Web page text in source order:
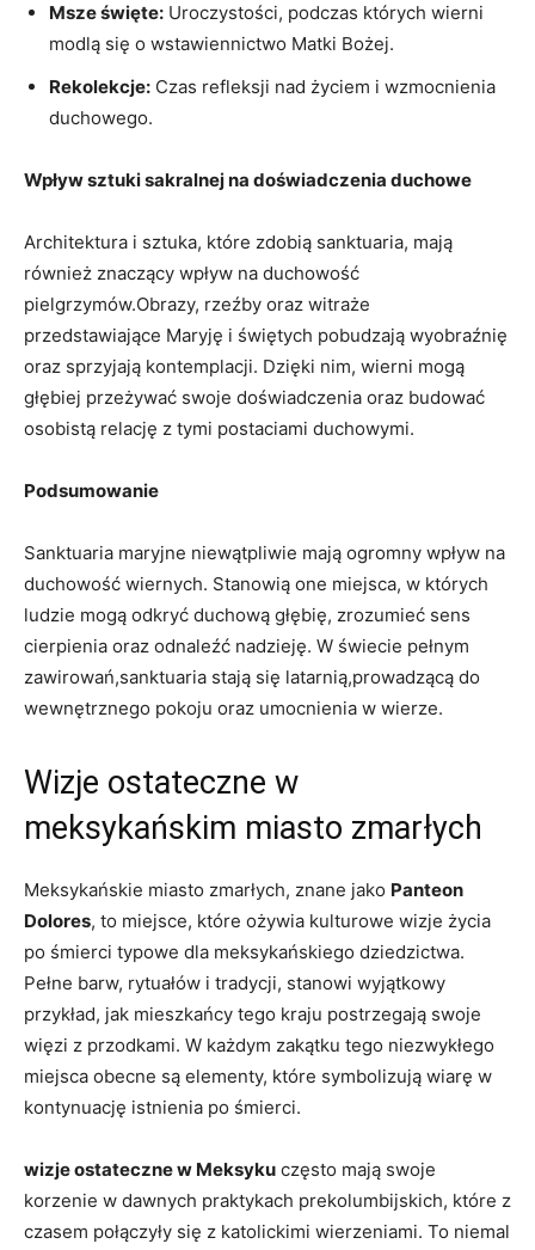
Msze święte: Uroczystości, podczas których wierni
modlą się o wstawiennictwo Matki Bożej.
Rekolekcje: Czas refleksji nad życiem i wzmocnienia
duchowego.
Wpływ sztuki sakralnej na doświadczenia duchowe
Architektura i sztuka, które zdobią sanktuaria, mają
również znaczący wpływ na duchowość
pielgrzymów.Obrazy, rzeźby oraz witraże
przedstawiające Maryję i świętych pobudzają wyobraźnię
oraz sprzyjają kontemplacji. Dzięki nim, wierni mogą
głębiej przeżywać swoje doświadczenia oraz budować
osobistą relację z tymi postaciami duchowymi.
Podsumowanie
Sanktuaria maryjne niewątpliwie mają ogromny wpływ na
duchowość wiernych. Stanowią one miejsca, w których
ludzie mogą odkryć duchową głębię, zrozumieć sens
cierpienia oraz odnaleźć nadzieję. W świecie pełnym
zawirowań,sanktuaria stają się latarnią,prowadzącą do
wewnętrznego pokoju oraz umocnienia w wierze.
Wizje ostateczne w
meksykańskim miasto zmarłych
Meksykańskie miasto zmarłych, znane jako Panteon
Dolores, to miejsce, które ożywia kulturowe wizje życia
po śmierci typowe dla meksykańskiego dziedzictwa.
Pełne barw, rytuałów i tradycji, stanowi wyjątkowy
przykład, jak mieszkańcy tego kraju postrzegają swoje
więzi z przodkami. W każdym zakątku tego niezwykłego
miejsca obecne są elementy, które symbolizują wiarę w
kontynuację istnienia po śmierci.
wizje ostateczne w Meksyku często mają swoje
korzenie w dawnych praktykach prekolumbijskich, które z
czasem połączyły się z katolickimi wierzeniami. To niemal